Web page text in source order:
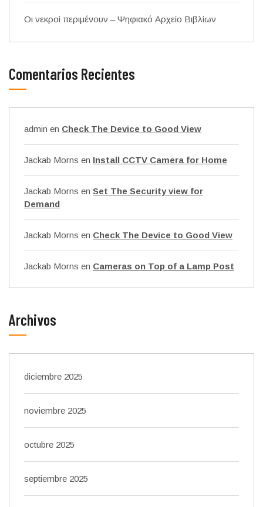
Οι νεκροί περιμένουν – Ψηφιακό Αρχείο Βιβλίων
Comentarios Recientes
admin en Check The Device to Good View
Jackab Morns en Install CCTV Camera for Home
Jackab Morns en Set The Security view for
Demand
Jackab Morns en Check The Device to Good View
Jackab Morns en Cameras on Top of a Lamp Post
Archivos
diciembre 2025
noviembre 2025
octubre 2025
septiembre 2025